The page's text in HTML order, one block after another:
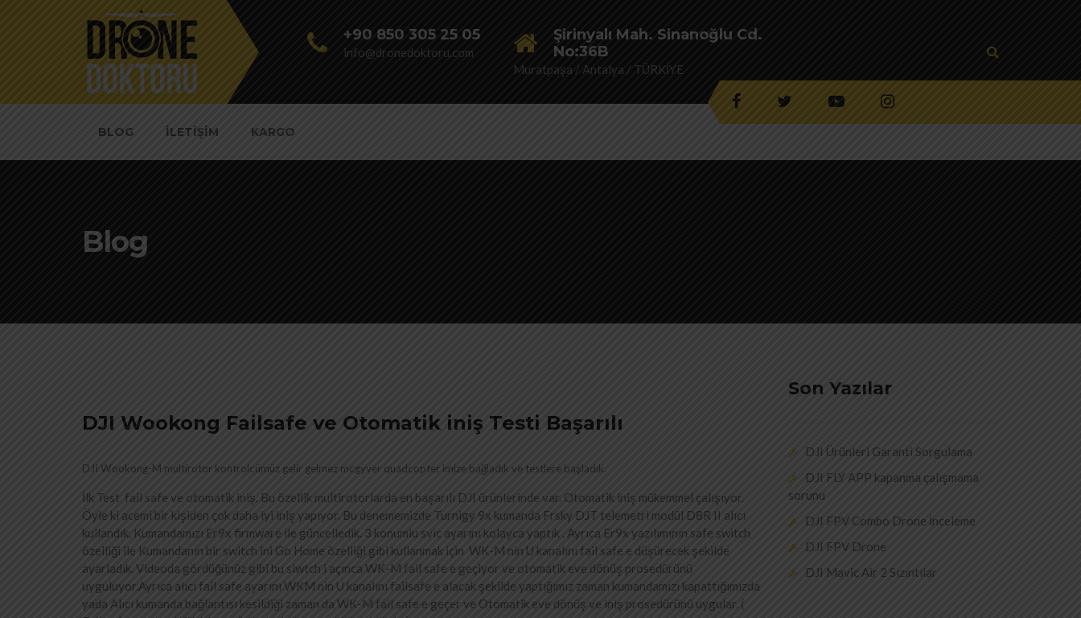
+90 850 305 25 05
info@dronedoktoru.com
Şirinyalı Mah. Sinanoğlu Cd.
No:36B
Muratpaşa / Antalya / TÜRKİYE
BLOG İLETIŞIM KARGO
Blog
DJI Wookong Failsafe ve Otomatik iniş Testi Başarılı
DJI Wookong-M multirotor kontrolcümüz gelir gelmez mcgyver quadcopter imize bağladık ve testlere başladık.
İlk Test fail safe ve otomatik iniş. Bu özellik multirotorlarda en başarılı DJI ürünlerinde var. Otomatik iniş mükemmel çalışıyor.
Öyle ki acemi bir kişiden çok daha iyi iniş yapıyor. Bu denememizde Turnigy 9x kumanda Frsky DJT telemetri modül D8R II alıcı
kullandık. Kumandamızı Er9x firmware ile güncelledik. 3 konumlu svic ayarını kolayca yaptık . Ayrıca Er9x yazılımının safe switch
özelliği ile Kumandanın bir switch ini Go Home özelliği gibi kullanmak için WK-M nin U kanalını fail safe e düşürecek şekilde
ayarladık. Videoda gördüğünüz gibi bu siwtch i açınca WK-M fail safe e geçiyor ve otomatik eve dönüş prosedürünü
uyguluyor.Ayrıca alıcı fail safe ayarını WKM nin U kanalını failsafe e alacak şekilde yaptığımız zaman kumandamızı kapattığımızda
yada Alıcı kumanda bağlantısı kesildiği zaman da WK-M fail safe e geçer ve Otomatik eve dönüş ve iniş prosedürünü uygular. (
Son Yazılar
DJI Ürünleri Garanti Sorgulama
DJI FLY APP kapanma çalışmama
sorunu
DJI FPV Combo Drone İnceleme
DJI FPV Drone
DJI Mavic Air 2 Sızıntılar